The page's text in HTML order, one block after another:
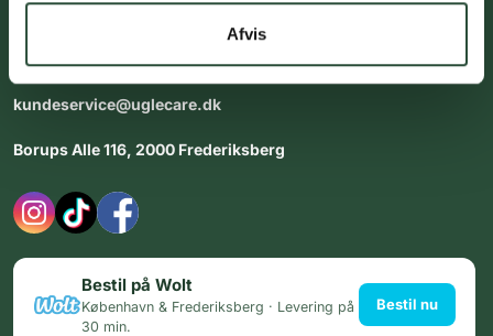
Afvis
Åbningstider i butikken:
kundeservice@uglecare.dk
Borups Alle 116, 2000 Frederiksberg
Bestil på Wolt
København & Frederiksberg · Levering på
30 min.
Bestil nu